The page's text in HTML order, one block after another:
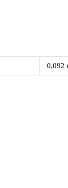
0,092